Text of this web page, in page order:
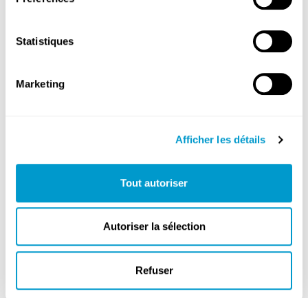
Statistiques
Marketing
Afficher les détails
Tout autoriser
Autoriser la sélection
Refuser
FixMyStreet
Gestion
déchets